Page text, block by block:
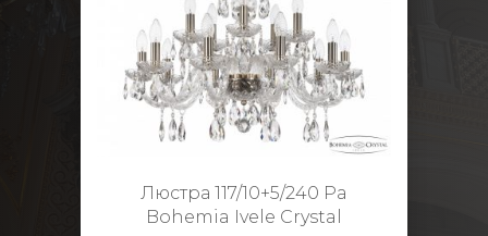
Люстра 117/10+5/240 Pa
Bohemia Ivele Crystal
Тип: Стеклянный рожок
Цвет арматуры: Патина/
Кол-во ламп: 15
Диаметр: 70 см